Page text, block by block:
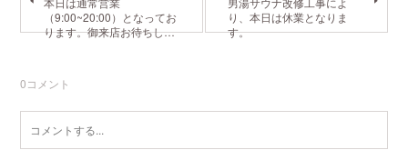
（9:00~20:00）となってお
ります。御来店お待ちし…
り、本日は休業となりま
す。
0コメント